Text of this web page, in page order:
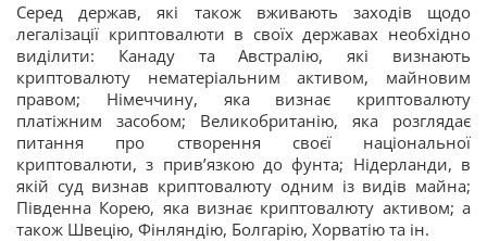
Серед держав, які також вживають заходів щодо
легалізації криптовалюти в своїх державах необхідно
виділити: Канаду та Австралію, які визнають
криптовалюту нематеріальним активом, майновим
правом; Німеччину, яка визнає криптовалюту
платіжним засобом; Великобританію, яка розглядає
питання про створення своєї національної
криптовалюти, з прив’язкою до фунта; Нідерланди, в
якій суд визнав криптовалюту одним із видів майна;
Південна Корею, яка визнає криптовалюту активом; а
також Швецію, Фінляндію, Болгарію, Хорватію та ін.